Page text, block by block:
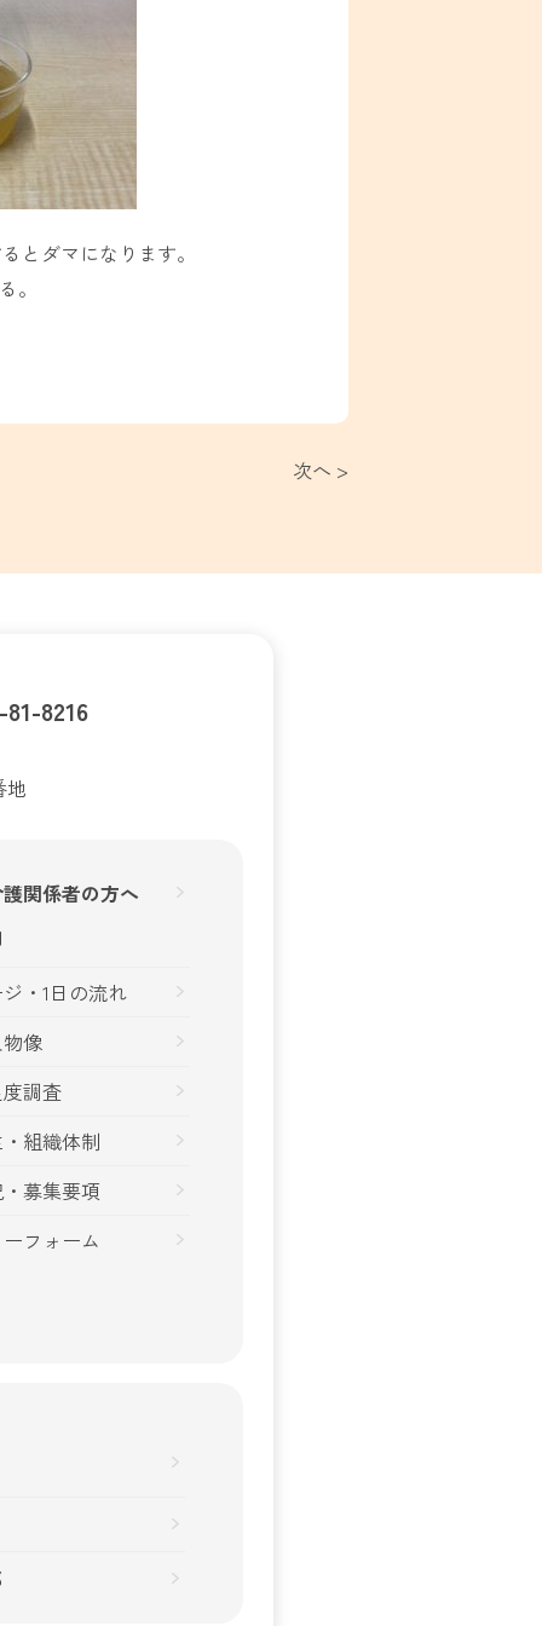
とダマになります。
。
次へ >
8216
地
関係者の方へ
・1日の流れ
像
調査
組織体制
募集要項
フォーム